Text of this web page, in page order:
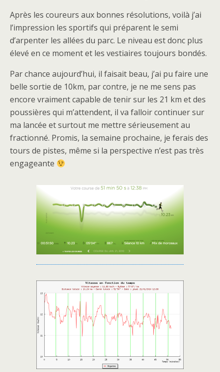
Après les coureurs aux bonnes résolutions, voilà j’ai
l’impression les sportifs qui préparent le semi
d’arpenter les allées du parc. Le niveau est donc plus
élevé en ce moment et les vestiaires toujours bondés.
Par chance aujourd’hui, il faisait beau, j’ai pu faire une
belle sortie de 10km, par contre, je ne me sens pas
encore vraiment capable de tenir sur les 21 km et des
poussières qui m’attendent, il va falloir continuer sur
ma lancée et surtout me mettre sérieusement au
fractionné. Promis, la semaine prochaine, je ferais des
tours de pistes, même si la perspective n’est pas très
engageante